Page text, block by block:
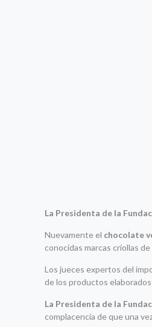
La Presidenta de la
Nuevamente el chocolate
conocidas marcas criollas
Los jueces expertos del
de los productos
La Presidenta de la
complacencia de que una